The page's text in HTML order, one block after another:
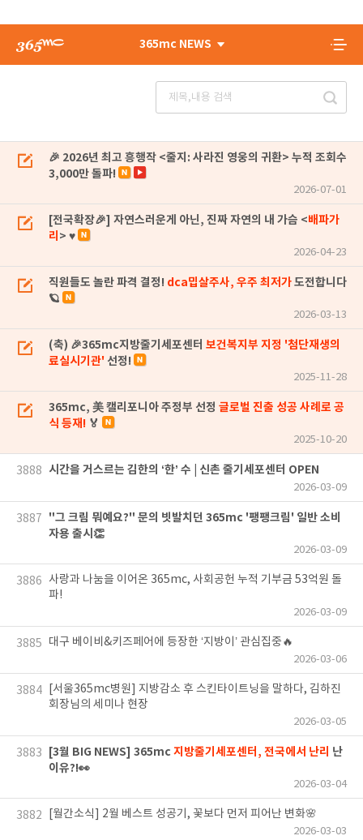
365mc NEWS
🎉 2026년 최고 흥행작 <줄지: 사라진 영웅의 귀환> 누적 조회수
3,000만 돌파!
2026-07-01
[전국확장🎉] 자연스러운게 아닌, 진짜 자연의 내 가슴 <배파가
리 > ♥
2026-04-23
직원들도 놀란 파격 결정! dca밉살주사, 우주 최저가도전합니다
🪐
2026-03-13
(축) 🎉365mc지방줄기세포센터 보건복지부 지정 '첨단재생의
료실시기관' 선정!
2025-11-28
365mc, 美 캘리포니아 주정부 선정 글로벌 진출 성공 사례로 공
식 등재! 🏅
2025-10-20
3888 시간을 거스르는 김한의 ‘한’ 수 | 신촌 줄기세포센터 OPEN
2026-03-09
3887
"그 크림 뭐예요?" 문의 빗발치던 365mc '팽팽크림' 일반 소비
자용 출시👏
2026-03-09
3886
사랑과 나눔을 이어온 365mc, 사회공헌 누적 기부금 53억원 돌
파!
2026-03-09
3885 대구 베이비&키즈페어에 등장한 ‘지방이’ 관심집중🔥
2026-03-06
3884
[서울365mc병원] 지방감소 후 스킨타이트닝을 말하다, 김하진
회장님의 세미나 현장
2026-03-05
3883 [3월 BIG NEWS] 365mc 지방줄기세포센터, 전국에서 난리 난
이유?!👀
2026-03-04
3882 [월간소식] 2월 베스트 성공기, 꽃보다 먼저 피어난 변화🌸
2026-03-03